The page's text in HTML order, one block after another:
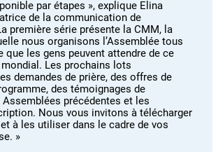
par étapes », explique Elina
de la communication de
première série présente la CMM, la
nous organisons l’Assemblée tous
que les gens peuvent attendre de ce
Les prochains lots
demandes de prière, des offres de
des témoignages de
précédentes et les
Nous vous invitons à télécharger
à les utiliser dans le cadre de vos
»